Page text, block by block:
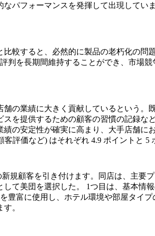
パフォーマンスを発揮して出現してい
較すると、必然的に製品の老朽化の問
判を長期間維持することができ、市場競
の業績に大きく貢献しているという。
を提供するための顧客の習慣の記録な
の安定性が確実に高まり、大手店舗に
評価など) はそれぞれ 4.9 ポイントと 5
規顧客を引き付けます。同店は、主要
て美団を選択した。 1つ目は、基本情
豊富に使用し、ホテル環境や部屋タイプ
。